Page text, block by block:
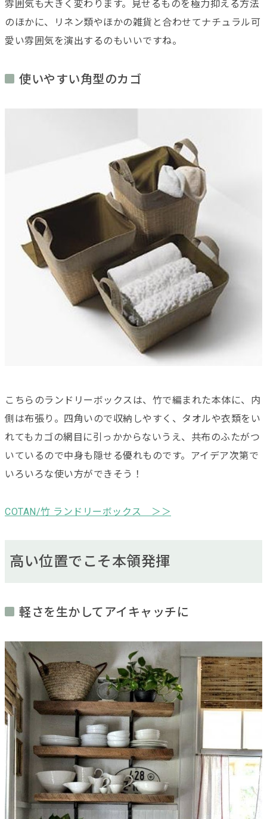
雰囲気も大きく変わります。見せるものを極力抑える方法
のほかに、リネン類やほかの雑貨と合わせてナチュラル可
愛い雰囲気を演出するのもいいですね。
使いやすい角型のカゴ
こちらのランドリーボックスは、竹で編まれた本体に、内
側は布張り。四角いので収納しやすく、タオルや衣類をい
れてもカゴの網目に引っかからないうえ、共布のふたがつ
いているので中身も隠せる優れものです。アイデア次第で
いろいろな使い方ができそう！
COTAN/竹 ランドリーボックス ＞＞
高い位置でこそ本領発揮
軽さを生かしてアイキャッチに